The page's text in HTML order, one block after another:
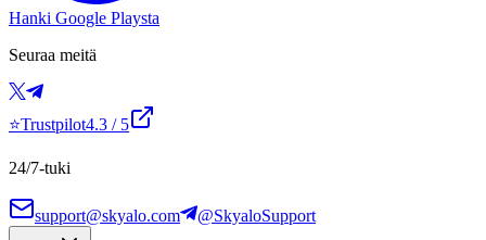
Hanki Google Playsta
Seuraa meitä
⭐Trustpilot4.3 / 5
24/7-tuki
support@skyalo.com @SkyaloSupport